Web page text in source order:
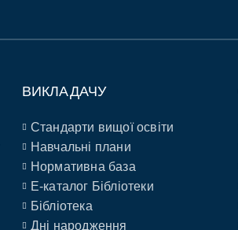
ВИКЛАДАЧУ
Стандарти вищої освіти
Навчальні плани
Нормативна база
E-каталог Бібліотеки
Бібліотека
Дні народження